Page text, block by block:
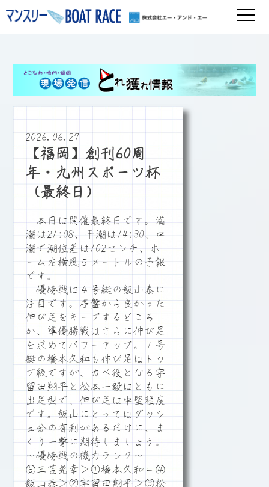
2026.06.27
【福岡】創刊60周
年・九州スポーツ杯
（最終日）
本日は開催最終日です。満
潮は21:08、干潮は14:30、中
潮で潮位差は102センチ、ホ
ーム左横風５メートルの予報
です。
優勝戦は４号艇の飯山泰に
注目です。序盤から良かった
伸び足をキープするどころ
か、準優勝戦はさらに伸び足
を求めてパワーアップ。１号
艇の橋本久和も伸び足はトッ
プ級ですが、カベ役となる宇
留田翔平と松本一毅はともに
出足型で、伸び足は中堅程度
です。飯山にとってはダッシ
ュ分の有利があるだけに、ま
くり一撃に期待しましょう。
～優勝戦の機力ランク～
⑤三苫晃幸＞①橋本久和＝④
飯山泰＞②宇留田翔平＞③松